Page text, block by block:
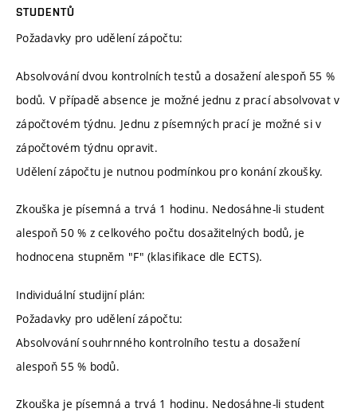
STUDENTŮ
Požadavky pro udělení zápočtu:
Absolvování dvou kontrolních testů a dosažení alespoň 55 %
bodů. V případě absence je možné jednu z prací absolvovat v
zápočtovém týdnu. Jednu z písemných prací je možné si v
zápočtovém týdnu opravit.
Udělení zápočtu je nutnou podmínkou pro konání zkoušky.
Zkouška je písemná a trvá 1 hodinu. Nedosáhne-li student
alespoň 50 % z celkového počtu dosažitelných bodů, je
hodnocena stupněm "F" (klasifikace dle ECTS).
Individuální studijní plán:
Požadavky pro udělení zápočtu:
Absolvování souhrnného kontrolního testu a dosažení
alespoň 55 % bodů.
Zkouška je písemná a trvá 1 hodinu. Nedosáhne-li student